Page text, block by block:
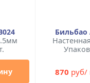
Бильбао
870 руб/